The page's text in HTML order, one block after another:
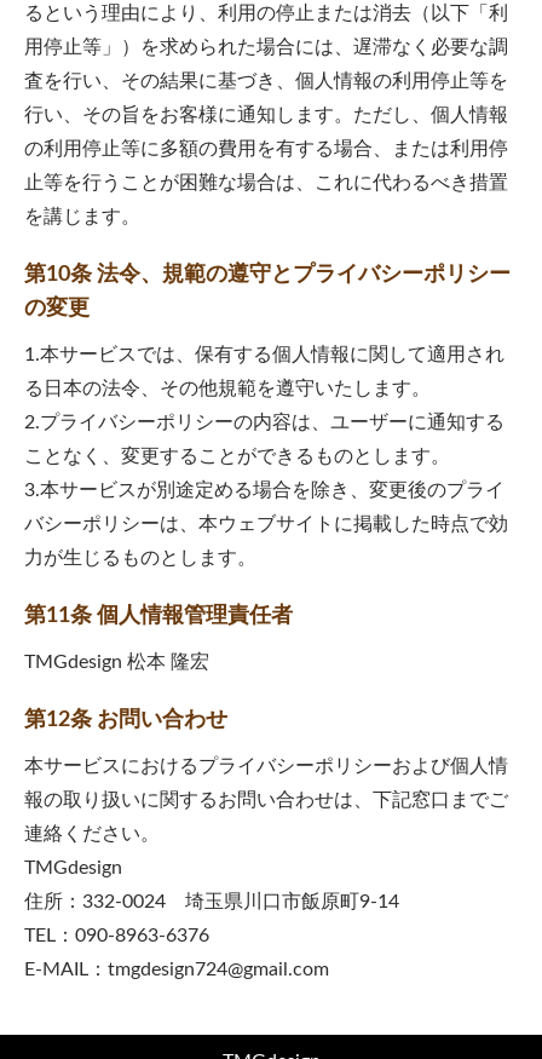
るという理由により、利用の停止または消去（以下「利
用停止等」）を求められた場合には、遅滞なく必要な調
査を行い、その結果に基づき、個人情報の利用停止等を
行い、その旨をお客様に通知します。ただし、個人情報
の利用停止等に多額の費用を有する場合、または利用停
止等を行うことが困難な場合は、これに代わるべき措置
を講じます。
第10条 法令、規範の遵守とプライバシーポリシー
の変更
1.本サービスでは、保有する個人情報に関して適用され
る日本の法令、その他規範を遵守いたします。
2.プライバシーポリシーの内容は、ユーザーに通知する
ことなく、変更することができるものとします。
3.本サービスが別途定める場合を除き、変更後のプライ
バシーポリシーは、本ウェブサイトに掲載した時点で効
力が生じるものとします。
第11条 個人情報管理責任者
TMGdesign 松本 隆宏
第12条 お問い合わせ
本サービスにおけるプライバシーポリシーおよび個人情
報の取り扱いに関するお問い合わせは、下記窓口までご
連絡ください。
TMGdesign
住所：332-0024 埼玉県川口市飯原町9-14
TEL：090-8963-6376
E-MAIL：tmgdesign724@gmail.com